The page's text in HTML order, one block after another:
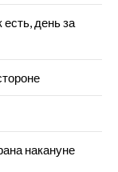
день за
накануне